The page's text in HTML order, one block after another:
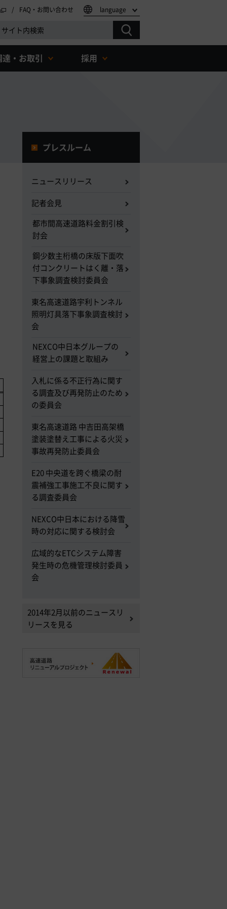
FAQ・お問い合わせ language
達・お取引 採用
プレスルーム
ニュースリリース
記者会見
都市間高速道路料金割引検
討会
鋼少数主桁橋の床版下面吹
付コンクリートはく離・落
下事象調査検討委員会
東名高速道路宇利トンネル
照明灯具落下事象調査検討
会
NEXCO中日本グループの
経営上の課題と取組み
入札に係る不正行為に関す
る調査及び再発防止のため
の委員会
東名高速道路 中吉田高架橋
塗装塗替え工事による火災
事故再発防止委員会
E20 中央道を跨ぐ橋梁の耐
震補強工事施工不良に関す
る調査委員会
NEXCO中日本における降雪
時の対応に関する検討会
広域的なETCシステム障害
発生時の危機管理検討委員
会
2014年2月以前のニュースリ
リースを見る